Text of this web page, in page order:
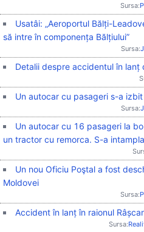
Sursa:
Usatâi: „Aeroportul Bălți-
să intre în componența Bălțiului”
Sursa:
Detalii despre accidentul în lanț
Un autocar cu pasageri s-a
Sursa:
Un autocar cu 16 pasageri la
un tractor cu remorca. S-a
Un nou Oficiu Poştal a fost
Moldovei
Sursa:
Accident în lanț în raionul
Sursa: